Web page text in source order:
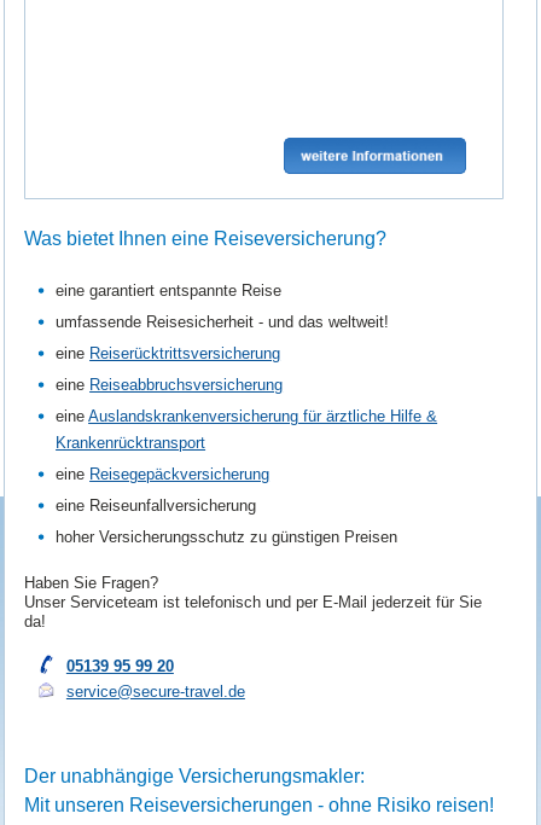
Was bietet Ihnen eine Reiseversicherung?
eine garantiert entspannte Reise
umfassende Reisesicherheit - und das weltweit!
eine Reiserücktrittsversicherung
eine Reiseabbruchsversicherung
eineAuslandskrankenversicherung für ärztliche Hilfe &
Krankenrücktransport
eine Reisegepäckversicherung
eine Reiseunfallversicherung
hoher Versicherungsschutz zu günstigen Preisen
Haben Sie Fragen?
Unser Serviceteam ist telefonisch und per E-Mail jederzeit für Sie
da!
05139 95 99 20
service@secure-travel.de
Der unabhängige Versicherungsmakler:
Mit unseren Reiseversicherungen - ohne Risiko reisen!